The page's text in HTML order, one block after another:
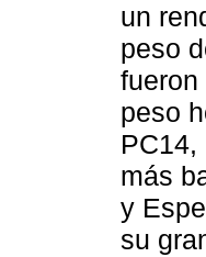
un
peso
peso
más
y
su